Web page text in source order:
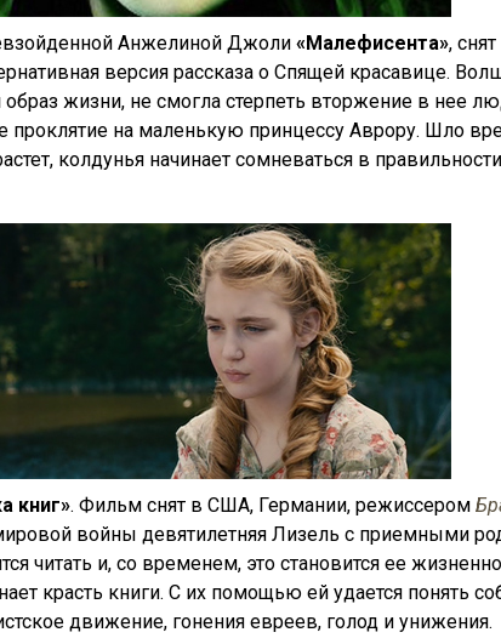
Анжелиной Джоли «Малефисента»,
версия рассказа о Спящей красавице.
жизни, не смогла стерпеть вторжение в нее
проклятие на маленькую принцессу Аврору. Шло
колдунья начинает сомневаться в
книг». Фильм снят в США, Германии, режиссером
войны девятилетняя Лизель с приемными
читать и, со временем, это становится ее
красть книги. С их помощью ей удается понять
движение, гонения евреев, голод и унижения.